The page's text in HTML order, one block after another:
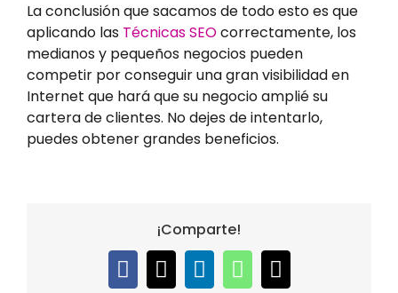
La conclusión que sacamos de todo esto es que
aplicando las Técnicas SEOcorrectamente, los
medianos y pequeños negocios pueden
competir por conseguir una gran visibilidad en
Internet que hará que su negocio amplié su
cartera de clientes. No dejes de intentarlo,
puedes obtener grandes beneficios.
¡Comparte!
Facebook
X LinkedIn
WhatsApp
Email